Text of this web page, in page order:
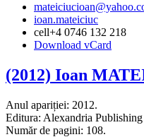
ioan.mateiciuc
cell+4 0746 132 218
Download vCard
(2012) Ioan
Anul apariției: 2012.
Editura: Alexandria Publishing
Număr de pagini: 108.